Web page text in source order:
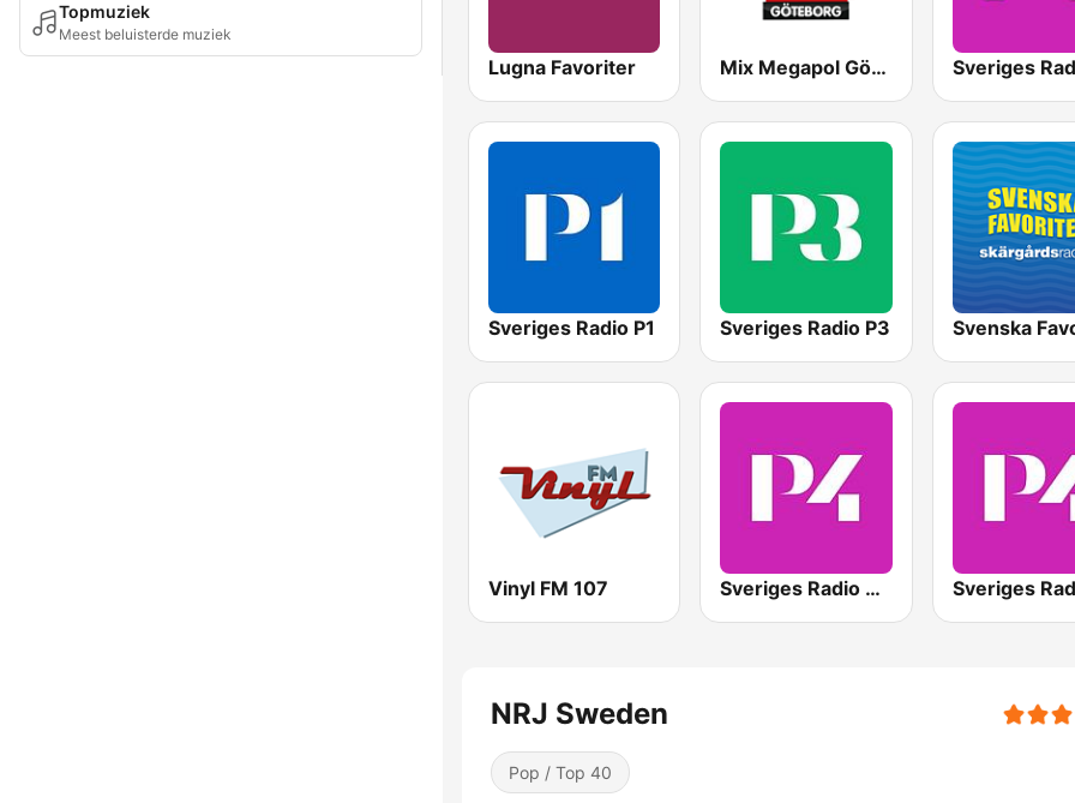
Topmuziek
Meest beluisterde muziek
Lugna Favoriter Mix Megapol Göteborg
Sveriges Radio P1 Sveriges Radio P3 Svenska
Vinyl FM 107 Sveriges Radio P4 Malmöhus
NRJ Sweden
Pop / Top 40